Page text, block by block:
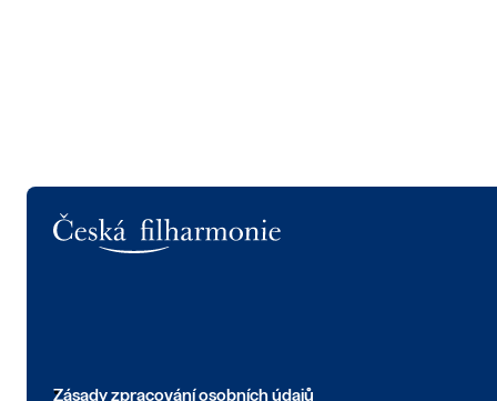
Zásady zpracování osobních údajů